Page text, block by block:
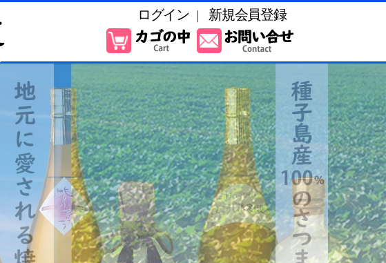
新規会員登録
ログイン｜